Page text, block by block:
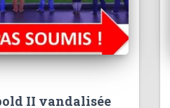
II vandalisée